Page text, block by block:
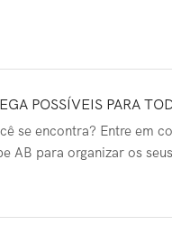
POSSÍVEIS PARA
se encontra? Entre em
AB para organizar os